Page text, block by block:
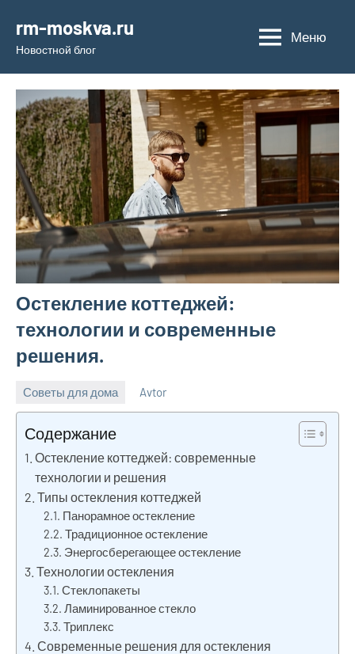
содержимому
rm-moskva.ru
Новостной блог
Меню
Остекление коттеджей:
технологии и современные
решения.
Советы для дома
2025
Avtor
Содержание
Остекление коттеджей: современные
технологии и решения
Типы остекления коттеджей
Панорамное остекление
Традиционное остекление
Энергосберегающее остекление
Технологии остекления
Стеклопакеты
Ламинированное стекло
Триплекс
Современные решения для остекления